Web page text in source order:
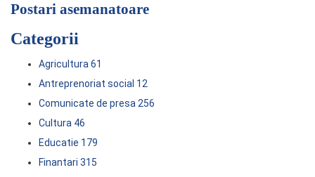
Postari asemanatoare
Categorii
Agricultura 61
Antreprenoriat social 12
Comunicate de presa 256
Cultura 46
Educatie 179
Finantari 315